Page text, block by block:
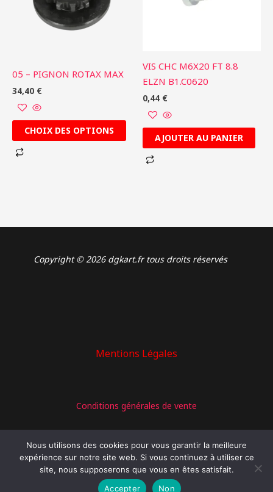
05 – PIGNON ROTAX MAX
34,40 €
CHOIX DES OPTIONS
variations.
Les
être
page
VIS CHC M6X20 FT 8.8
ELZN B1.C0620
0,44 €
AJOUTER AU PANIER
Copyright © 2026 dgkart.fr tous droits réservés
Mentions Légales
Conditions générales de vente
: CAPTEUR D’ALLUMAGE + JOINT CAOUTCHOUC
Politique de confidentialité
Nous utilisons des cookies pour vous garantir la meilleure
expérience sur notre site web. Si vous continuez à utiliser ce
site, nous supposerons que vous en êtes satisfait.
Accepter
Non